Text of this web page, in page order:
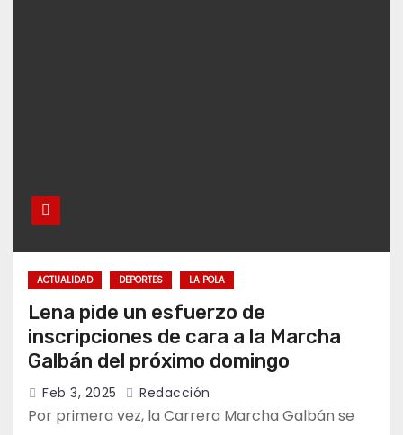
ACTUALIDAD DEPORTES LA POLA
Lena pide un esfuerzo de
inscripciones de cara a la Marcha
Galbán del próximo domingo
Feb 3, 2025 Redacción
Por primera vez, la Carrera Marcha Galbán se